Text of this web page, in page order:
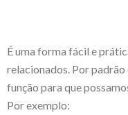
É uma forma fácil e
relacionados. Por
função para que
Por exemplo: